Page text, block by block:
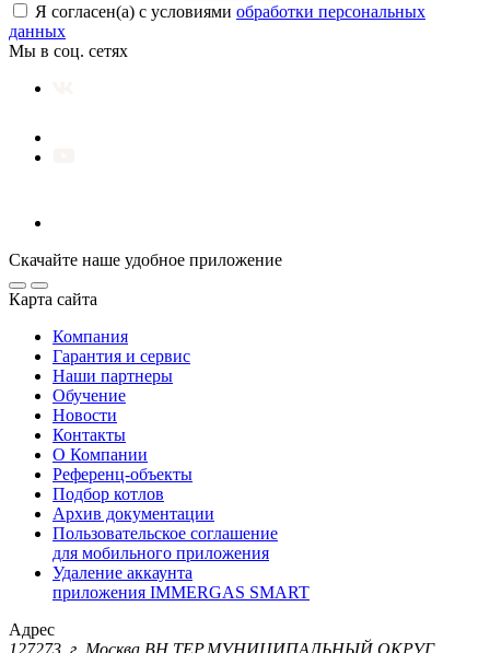
Я согласен(а) с условиями обработки персональных
данных
Мы в соц. сетях
Скачайте наше удобное приложение
Карта сайта
Компания
Гарантия и сервис
Наши партнеры
Обучение
Новости
Контакты
О Компании
Референц-объекты
Подбор котлов
Архив документации
Пользовательское соглашение
для мобильного приложения
Удаление аккаунта
приложения IMMERGAS SMART
Адрес
127273, г. Москва ВН.ТЕР.МУНИЦИПАЛЬНЫЙ ОКРУГ